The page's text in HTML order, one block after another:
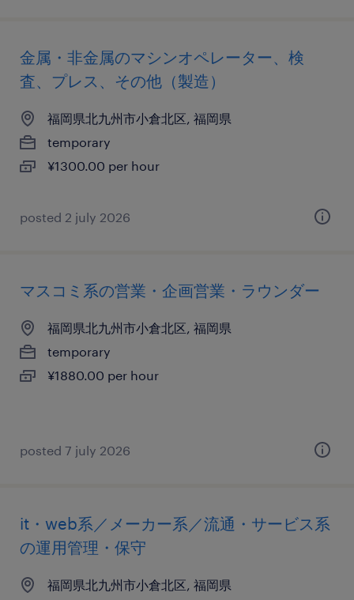
金属・非金属のマシンオペレーター、検
査、プレス、その他（製造）
福岡県北九州市小倉北区, 福岡県
temporary
¥1300.00 per hour
posted 2 july 2026
マスコミ系の営業・企画営業・ラウンダー
福岡県北九州市小倉北区, 福岡県
temporary
¥1880.00 per hour
posted 7 july 2026
it・web系／メーカー系／流通・サービス系
の運用管理・保守
福岡県北九州市小倉北区, 福岡県